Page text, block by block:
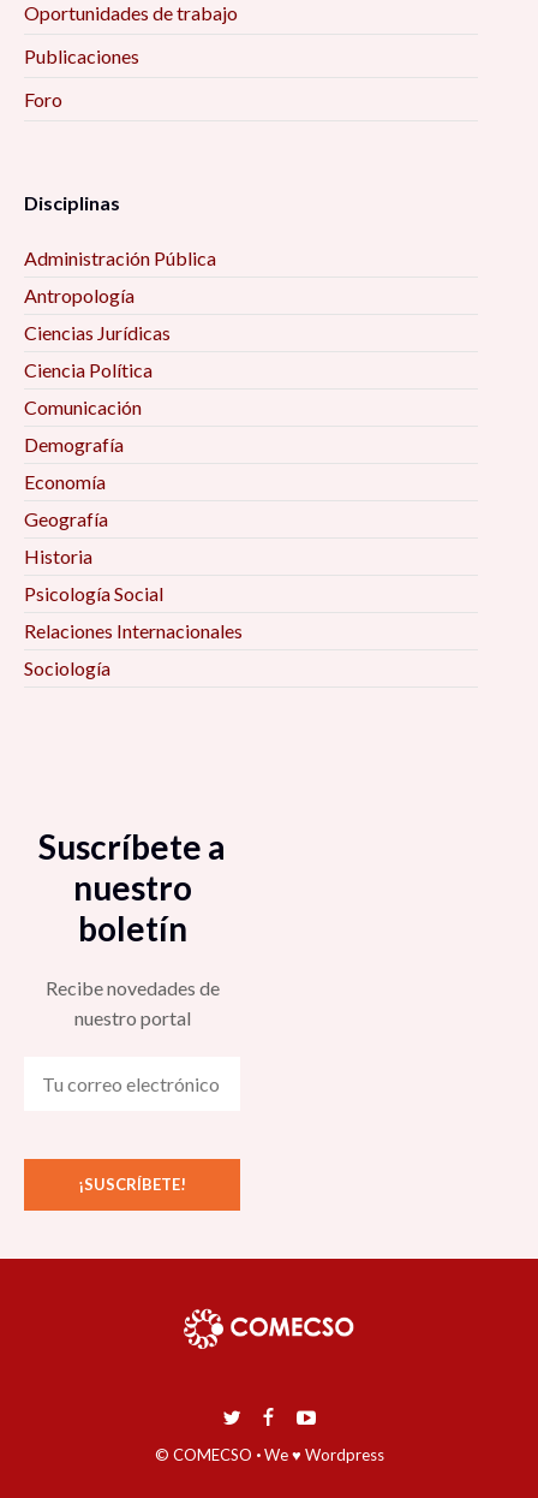
Oportunidades de trabajo
Publicaciones
Foro
Disciplinas
Administración Pública
Antropología
Ciencias Jurídicas
Ciencia Política
Comunicación
Demografía
Economía
Geografía
Historia
Psicología Social
Relaciones Internacionales
Sociología
Suscríbete a
nuestro
boletín
Recibe novedades de
nuestro portal
© COMECSO ·We ♥ Wordpress